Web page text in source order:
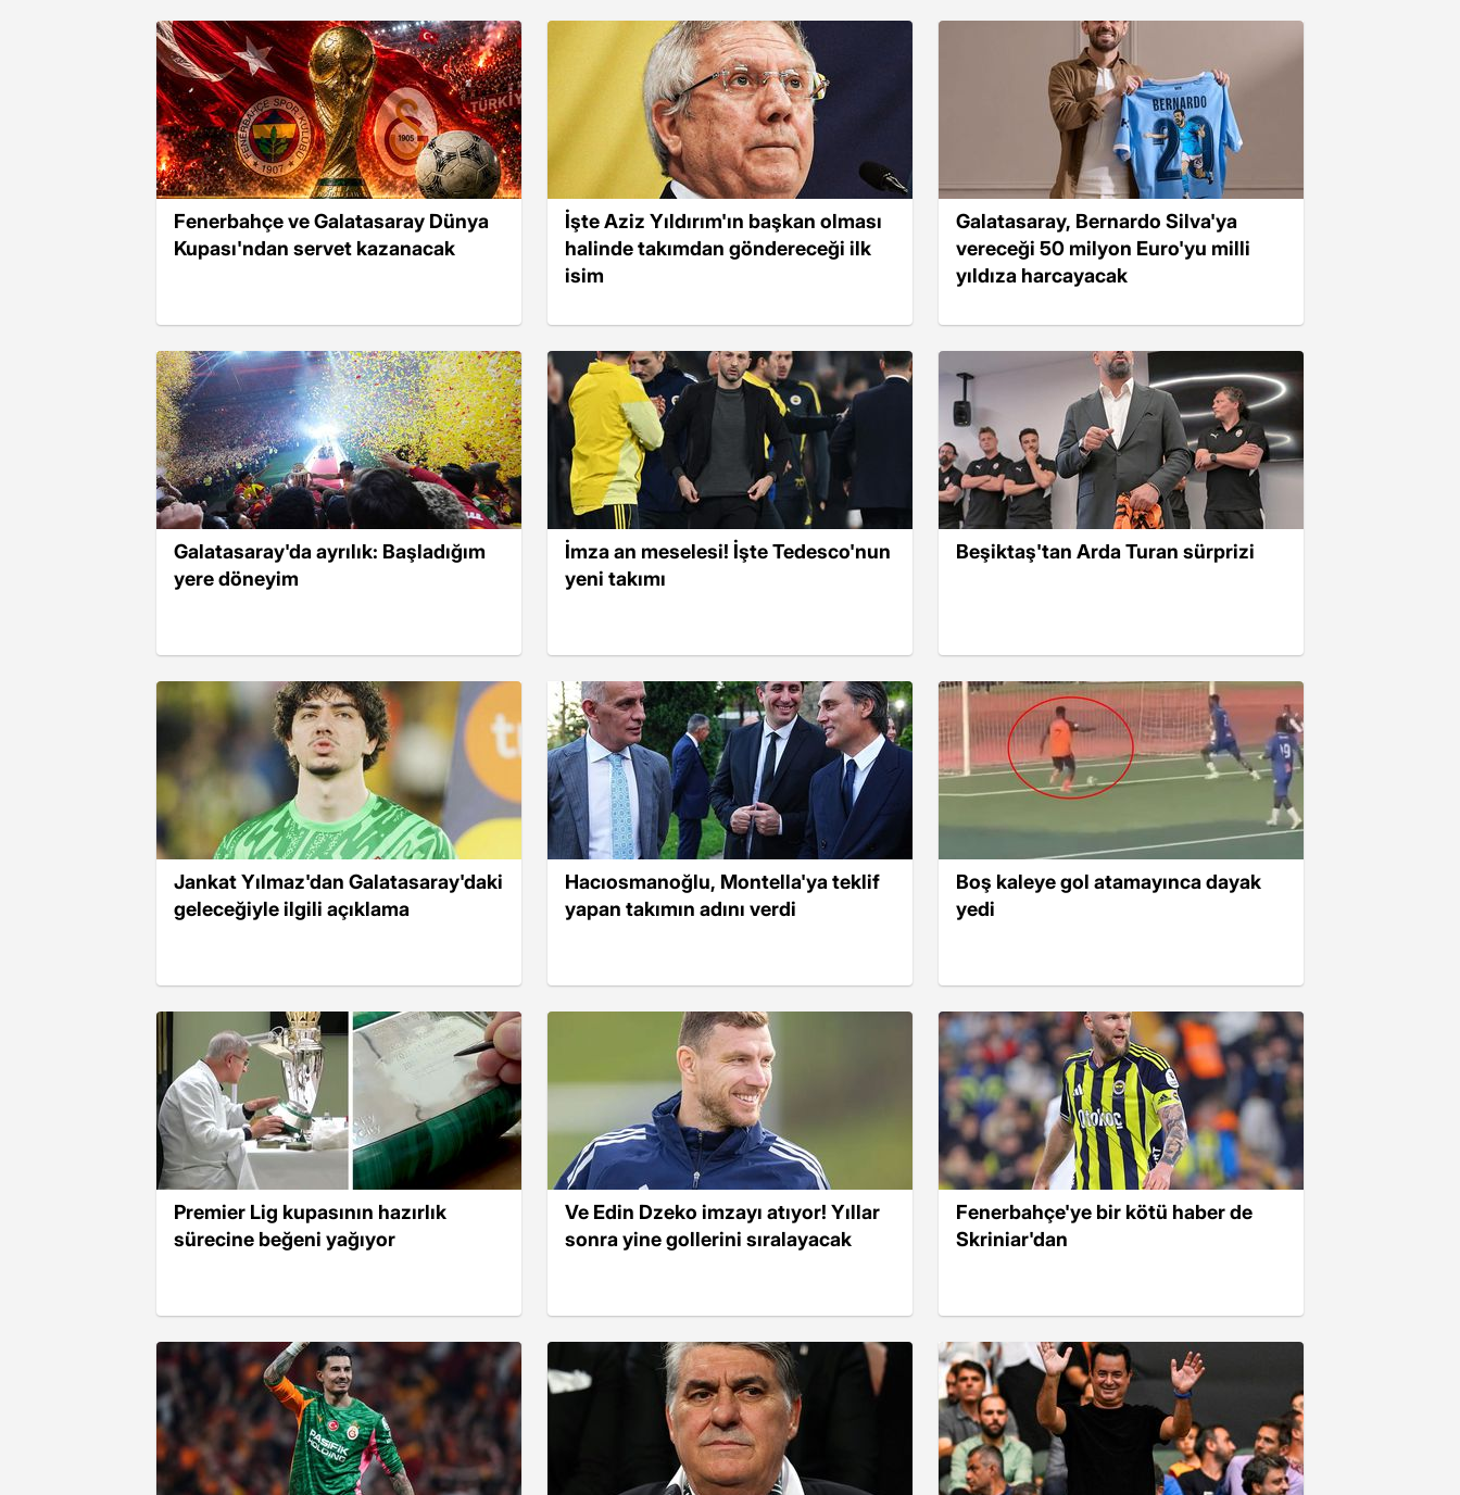
Fenerbahçe ve Galatasaray Dünya
Kupası'ndan servet kazanacak
İşte Aziz Yıldırım'ın başkan olması
halinde takımdan göndereceği ilk
isim
Galatasaray, Bernardo Silva'ya
vereceği 50 milyon Euro'yu milli
yıldıza harcayacak
Galatasaray'da ayrılık: Başladığım
yere döneyim
İmza an meselesi! İşte Tedesco'nun
yeni takımı
Beşiktaş'tan Arda Turan sürprizi
Jankat Yılmaz'dan Galatasaray'daki
geleceğiyle ilgili açıklama
Hacıosmanoğlu, Montella'ya teklif
yapan takımın adını verdi
Boş kaleye gol atamayınca dayak
yedi
Premier Lig kupasının hazırlık
sürecine beğeni yağıyor
Ve Edin Dzeko imzayı atıyor! Yıllar
sonra yine gollerini sıralayacak
Fenerbahçe'ye bir kötü haber de
Skriniar'dan